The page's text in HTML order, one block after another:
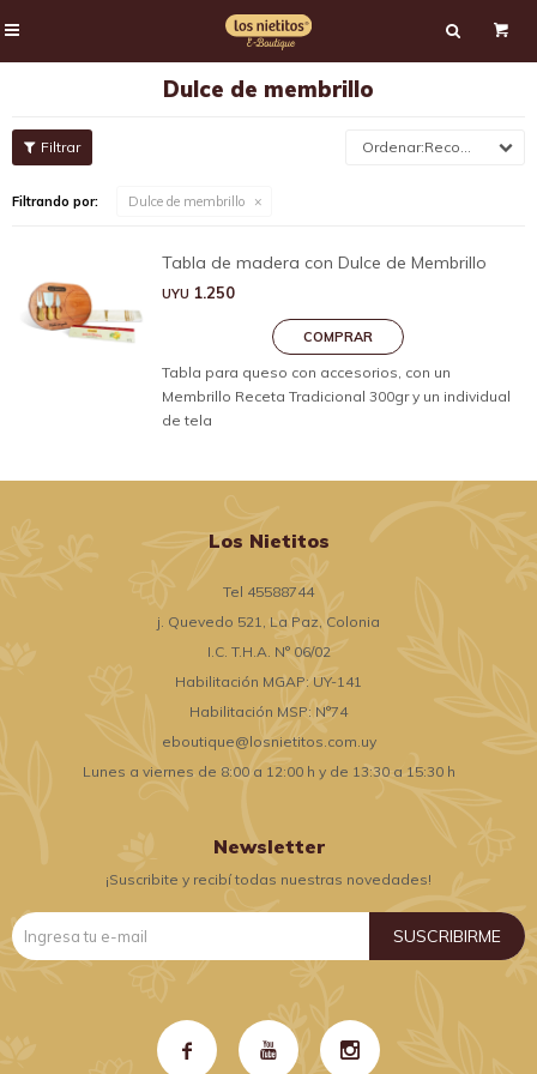

Dulce de membrillo
Recomendados
Filtrando por: Dulce de membrillo
Tabla de madera con Dulce de Membrillo
UYU 1.250
Tabla para queso con accesorios, con un
Membrillo Receta Tradicional 300gr y un individual
de tela
Los Nietitos
Tel 45588744
j. Quevedo 521, La Paz, Colonia
I.C. T.H.A. N° 06/02
Habilitación MGAP: UY-141
Habilitación MSP: N°74
eboutique@losnietitos.com.uy
Lunes a viernes de 8:00 a 12:00 h y de 13:30 a 15:30 h
Newsletter
¡Suscribite y recibí todas nuestras novedades!
SUSCRIBIRME
  